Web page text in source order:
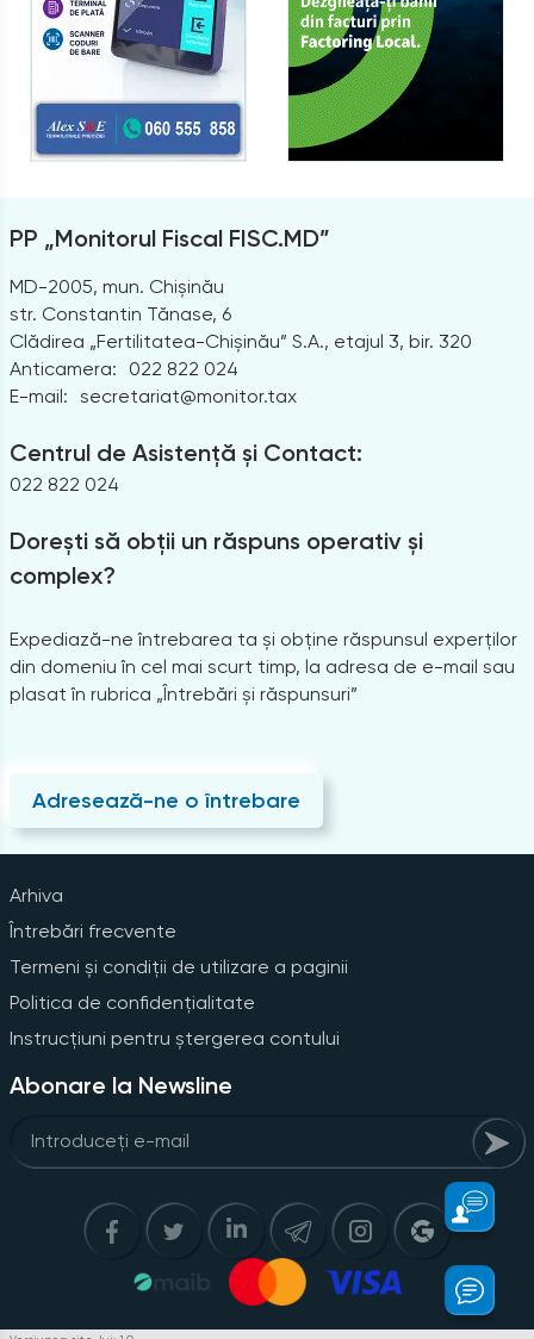
PP „Monitorul Fiscal FISC.MD”
MD-2005, mun. Chișinău
str. Constantin Tănase, 6
Clădirea „Fertilitatea-Chișinău” S.A., etajul 3, bir. 320
Anticamera:
022 822 024
E-mail: secretariat@monitor.tax
Centrul de Asistență și Contact:
022 822 024
Dorești să obții un răspuns operativ și
complex?
Expediază-ne întrebarea ta și obține răspunsul experților
din domeniu în cel mai scurt timp, la adresa de e-mail sau
plasat în rubrica „Întrebări și răspunsuri”
Adresează-ne o întrebare
Arhiva
Întrebări frecvente
Termeni și condiții de utilizare a paginii
Politica de confidențialitate
Instrucțiuni pentru ștergerea contului
Abonare la Newsline